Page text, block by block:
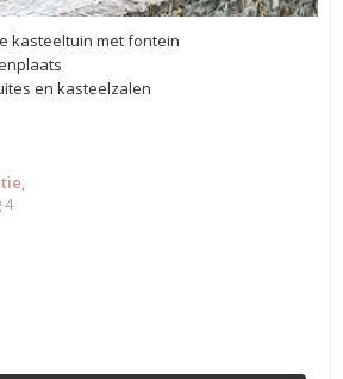
4
kasteeltuin met fontein
en kasteelzalen